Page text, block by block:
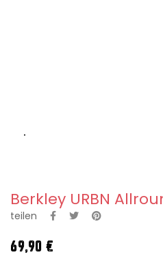
Berkley URBN
teilen
69,90 €